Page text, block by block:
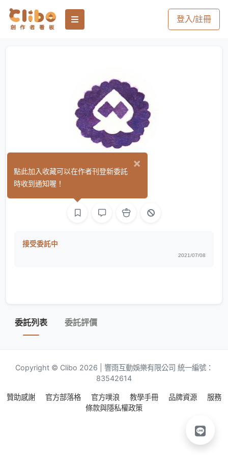
登入/註冊
披個布
接受委託中
2021/07/08
委託列表 委託評價
Copyright © Clibo 2026 | 響雨互動娛樂有限公司 統一編號：
83542614
贊助感謝 官方部落格 官方噗浪 教學手冊 品牌資源
服務
條款與隱私權政策
×
點此加入收藏可以在作者刊登新委託
時收到通知喔！